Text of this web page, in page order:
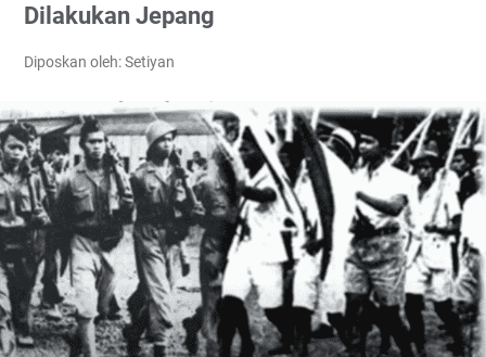
Dilakukan Jepang
Diposkan oleh: Setiyan